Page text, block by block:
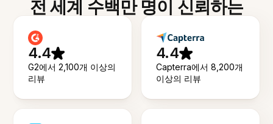
전 세계 수백만 명이 신뢰하는
4.4
G2에서 2,100개 이상의
리뷰
4.4
Capterra에서 8,200개
이상의 리뷰